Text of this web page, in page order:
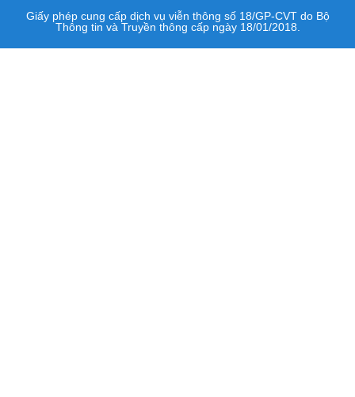
Giấy phép cung cấp dịch vụ viễn thông số 18/GP-CVT do Bộ
Thông tin và Truyền thông cấp ngày 18/01/2018.